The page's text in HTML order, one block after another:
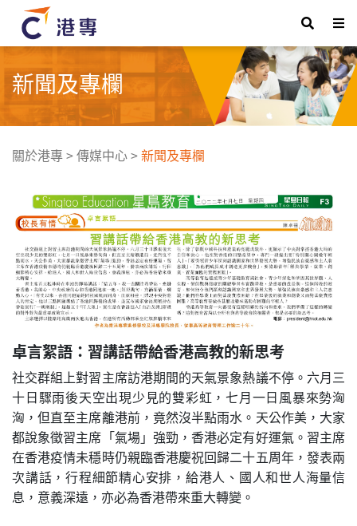
新聞及專欄
關於港專>傳媒中心>新聞及專欄
卓言絮語：習講話帶給香港高教的新思考
社交群組上對習主席訪港期間的天氣景象熱議不停。六月三
十日驟雨後天空出現少見的雙彩虹，七月一日風暴來勢洶
洶，但直至主席離港前，竟然沒半點雨水。天公作美，大家
都說象徵習主席「氣場」強勁，香港必定有好運氣。習主席
在香港疫情未穩時仍親臨香港慶祝回歸二十五周年，發表兩
次講話，行程細節精心安排，給港人、國人和世人海量信
息，意義深遠，亦必為香港帶來重大轉變。